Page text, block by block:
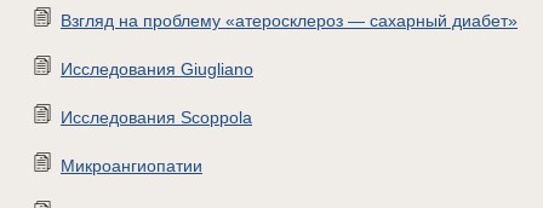
Взгляд на проблему «атеросклероз — сахарный диабет»
Исследования Giugliano
Исследования Scoppola
Микроангиопатии